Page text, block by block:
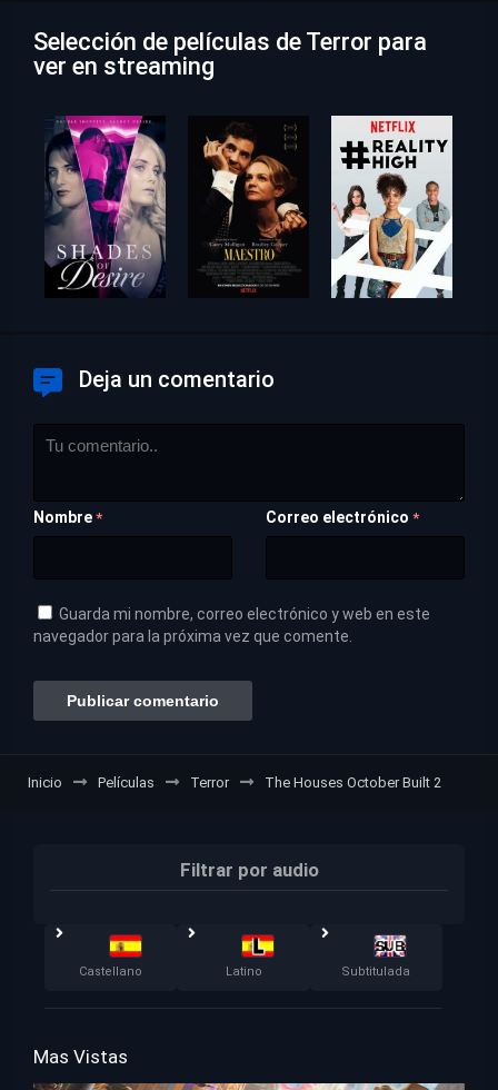
Selección de películas de Terror para
ver en streaming
Deja un comentario
Nombre * Correo electrónico *
Guarda mi nombre, correo electrónico y web en este
navegador para la próxima vez que comente.
Inicio Películas Terror The Houses October Built 2
Filtrar por audio
Castellano Latino Subtitulada
Mas Vistas